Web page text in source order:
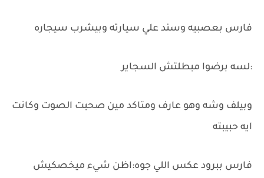
فارس بعصبيه وسند علي سيارته وبيشرب سيجاره
:لسه برضوا مبطلتش السجاير
وبيلف وشه وهو عارف ومتاكد مين صحبت الصوت وكانت
ايه حبيبته
فارس ببرود عكس اللي جوه:اظن شيء ميخصكيش